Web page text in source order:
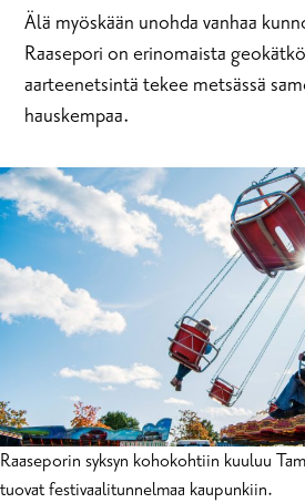
Älä myöskään unohda vanhaa
Raasepori on erinomaista
aarteenetsintä tekee metsässä
hauskempaa.
Raaseporin syksyn kohokohtiin kuuluu
tuovat festivaalitunnelmaa kaupunkiin.